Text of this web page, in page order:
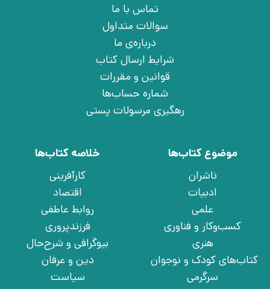
تماس با ما
سوالات متداول
درباره‌ی ما
شرایط ارسال کتاب
قوانین و مقررات
شماره حساب‌ها
رهگیری مرسولات پستی
موضوع کتاب‌ها
ناشران
ادبیات
علمی
کسب‌وکار و فناوری
هنری
کتاب‌های کودک و نوجوان
سرگرمی
خلاصه کتاب‌ها
کارآفرینی
اقتصاد
روابط عاطفی
فرزندپروری
بیوگرافی و شرح‌حال
دین و عرفان
سیاست